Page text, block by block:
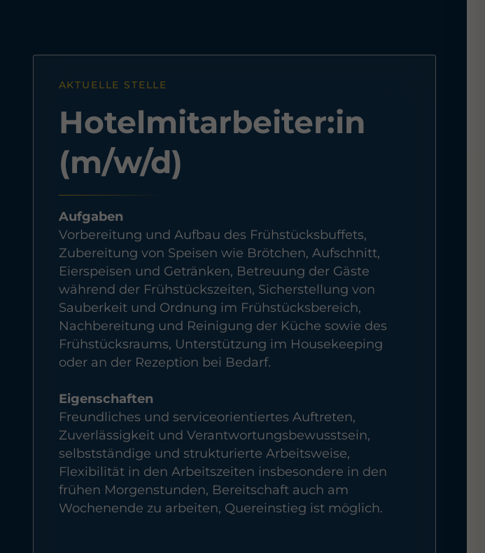
AKTUELLE STELLE
Hotelmitarbeiter:in
(m/w/d)
Aufgaben
Vorbereitung und Aufbau des Frühstücksbuffets,
Zubereitung von Speisen wie Brötchen, Aufschnitt,
Eierspeisen und Getränken, Betreuung der Gäste
während der Frühstückszeiten, Sicherstellung von
Sauberkeit und Ordnung im Frühstücksbereich,
Nachbereitung und Reinigung der Küche sowie des
Frühstücksraums, Unterstützung im Housekeeping
oder an der Rezeption bei Bedarf.
Eigenschaften
Freundliches und serviceorientiertes Auftreten,
Zuverlässigkeit und Verantwortungsbewusstsein,
selbstständige und strukturierte Arbeitsweise,
Flexibilität in den Arbeitszeiten insbesondere in den
frühen Morgenstunden, Bereitschaft auch am
Wochenende zu arbeiten, Quereinstieg ist möglich.